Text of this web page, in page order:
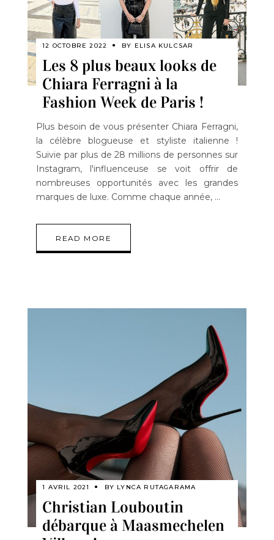
12 OCTOBRE 2022 BY ELISA KULCSAR
Les 8 plus beaux looks de
Chiara Ferragni à la
Fashion Week de Paris !
Plus besoin de vous présenter Chiara Ferragni,
la célèbre blogueuse et styliste italienne !
Suivie par plus de 28 millions de personnes sur
Instagram, l'influenceuse se voit offrir de
nombreuses opportunités avec les grandes
marques de luxe. Comme chaque année,
READ MORE
1 AVRIL 2021 BY LYNCA RUTAGARAMA
Christian Louboutin
débarque à Maasmechelen